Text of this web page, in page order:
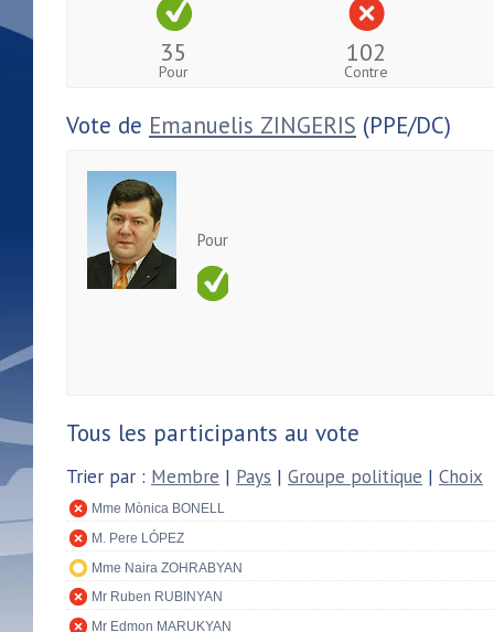
35
Pour
102
Contre
Vote de Emanuelis ZINGERIS (PPE/DC)
Pour
Tous les participants au vote
Trier par : Membre | Pays | Groupe politique | Choix
Mme Mònica BONELL
M. Pere LÓPEZ
Mme Naira ZOHRABYAN
Mr Ruben RUBINYAN
Mr Edmon MARUKYAN